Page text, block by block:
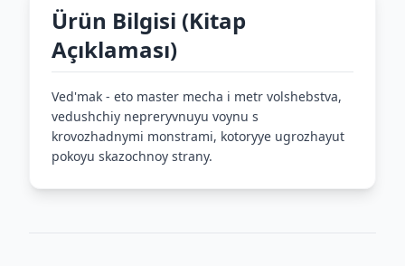
Ürün Bilgisi (Kitap
Açıklaması)
Ved'mak - eto master mecha i metr volshebstva,
vedushchiy nepreryvnuyu voynu s
krovozhadnymi monstrami, kotoryye ugrozhayut
pokoyu skazochnoy strany.